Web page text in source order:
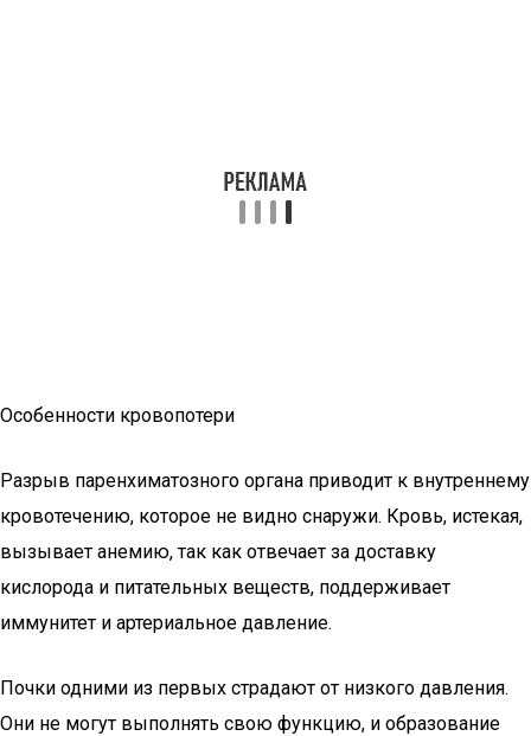
Особенности кровопотери
Разрыв паренхиматозного органа приводит к внутреннему
кровотечению, которое не видно снаружи. Кровь, истекая,
вызывает анемию, так как отвечает за доставку
кислорода и питательных веществ, поддерживает
иммунитет и артериальное давление.
Почки одними из первых страдают от низкого давления.
Они не могут выполнять свою функцию, и образование